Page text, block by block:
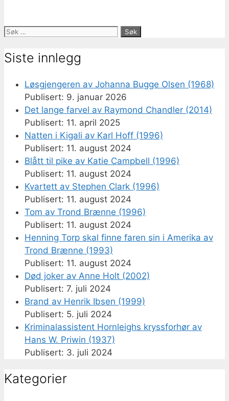
Søk
Siste innlegg
Løsgjengeren av Johanna Bugge Olsen (1968)
9. januar 2026
Det lange farvel av Raymond Chandler (2014)
11. april 2025
Natten i Kigali av Karl Hoff (1996)
11. august 2024
Blått til pike av Katie Campbell (1996)
11. august 2024
Kvartett av Stephen Clark (1996)
11. august 2024
Tom av Trond Brænne (1996)
11. august 2024
Henning Torp skal finne faren sin i Amerika av
Trond Brænne (1993)
11. august 2024
Død joker av Anne Holt (2002)
7. juli 2024
Brand av Henrik Ibsen (1999)
5. juli 2024
Kriminalassistent Hornleighs kryssforhør av
Hans W. Priwin (1937)
3. juli 2024
Kategorier